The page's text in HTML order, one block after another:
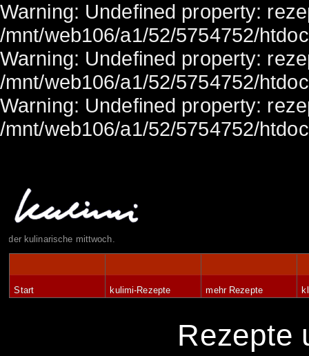
Warning: Undefined property:
/mnt/web106/a1/52/5754752/
Warning: Undefined property:
/mnt/web106/a1/52/5754752/
Warning: Undefined property:
/mnt/web106/a1/52/5754752/
der kulinarische mittwoch.
Start kulimi-Rezepte mehr Rezepte
Rezepte